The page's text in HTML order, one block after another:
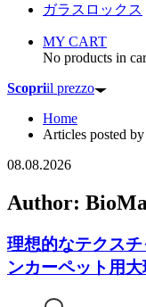
ガラスロックス
MY CART
No products in
Scopriil prezzo
Home
Articles posted
08.08.2026
Author:
理想的なテクス
ンカーペット用